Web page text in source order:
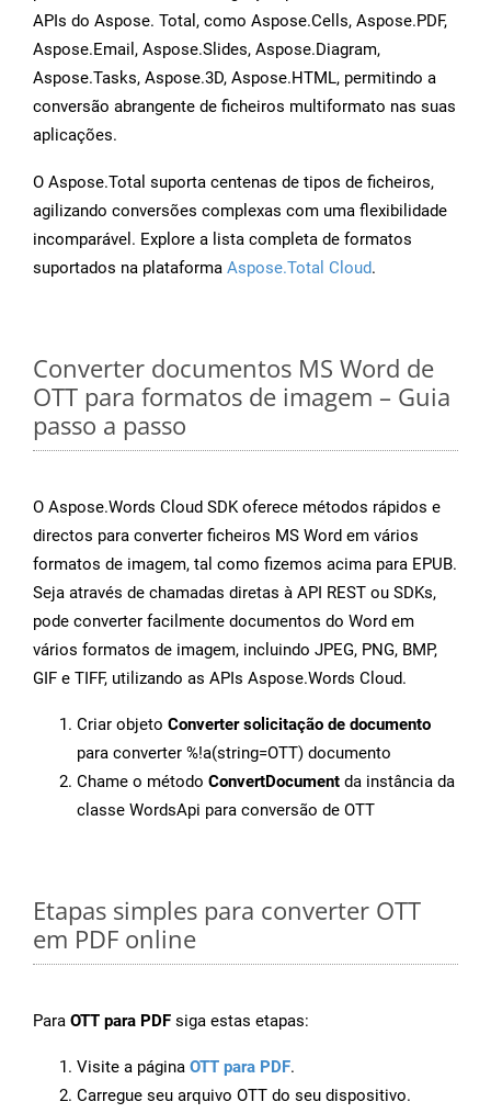
APIs do Aspose. Total, como Aspose.Cells, Aspose.PDF,
Aspose.Email, Aspose.Slides, Aspose.Diagram,
Aspose.Tasks, Aspose.3D, Aspose.HTML, permitindo a
conversão abrangente de ficheiros multiformato nas suas
aplicações.
O Aspose.Total suporta centenas de tipos de ficheiros,
agilizando conversões complexas com uma flexibilidade
incomparável. Explore a lista completa de formatos
suportados na plataforma Aspose.Total Cloud.
Converter documentos MS Word de
OTT para formatos de imagem – Guia
passo a passo
O Aspose.Words Cloud SDK oferece métodos rápidos e
directos para converter ficheiros MS Word em vários
formatos de imagem, tal como fizemos acima para EPUB.
Seja através de chamadas diretas à API REST ou SDKs,
pode converter facilmente documentos do Word em
vários formatos de imagem, incluindo JPEG, PNG, BMP,
GIF e TIFF, utilizando as APIs Aspose.Words Cloud.
Criar objeto Converter solicitação de documento
para converter %!a(string=OTT) documento
Chame o método ConvertDocument da instância da
classe WordsApi para conversão de OTT
Etapas simples para converter OTT
em PDF online
Para OTT para PDF siga estas etapas:
Visite a página OTT para PDF.
Carregue seu arquivo OTT do seu dispositivo.